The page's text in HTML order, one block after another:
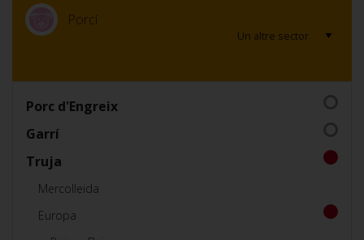
Porcí
Porc d'Engreix
Garrí
Truja
Mercolleida
Europa